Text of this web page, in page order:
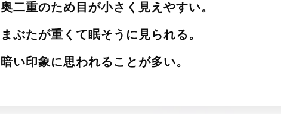
奥二重のため目が小さく見えやすい。
まぶたが重くて眠そうに見られる。
暗い印象に思われることが多い。